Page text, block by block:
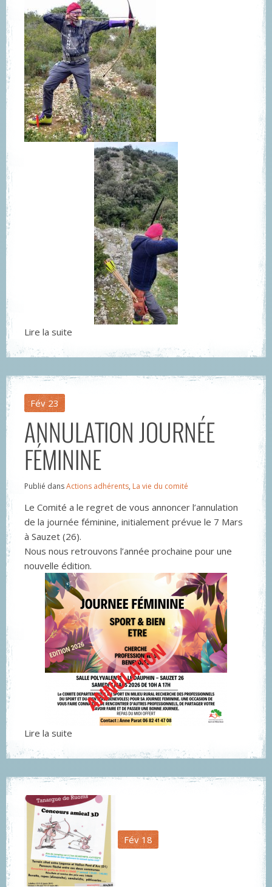
Lire la suite
Fév 23
ANNULATION JOURNÉE
FÉMININE
Publié dansActions adhérents, La vie du comité
Le Comité a le regret de vous annoncer l’annulation
de la journée féminine, initialement prévue le 7 Mars
à Sauzet (26).
Nous nous retrouvons l’année prochaine pour une
nouvelle édition.
Lire la suite
Fév 18